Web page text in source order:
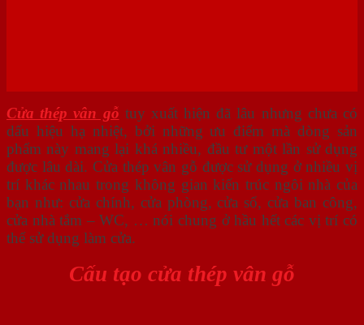
Cửa thép vân gỗ tuy xuất hiện đã lâu nhưng chưa có
dấu hiệu hạ nhiệt, bởi những ưu điểm mà dòng sản
phẩm này mang lại khá nhiều, đầu tư một lần sử dụng
được lâu dài. Cửa thép vân gỗ được sử dụng ở nhiều vị
trí khác nhau trong không gian kiến trúc ngôi nhà của
bạn như: cửa chính, cửa phòng, cửa sổ, cửa ban công,
cửa nhà tắm – WC, … nói chung ở hầu hết các vị trí có
thể sử dụng làm cửa.
Cấu tạo cửa thép vân gỗ